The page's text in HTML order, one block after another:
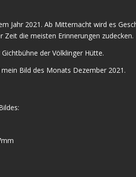
Jahr 2021. Ab Mitternacht wird es
die meisten Erinnerungen zudecken.
der Völklinger Hütte.
Bild des Monats Dezember 2021.